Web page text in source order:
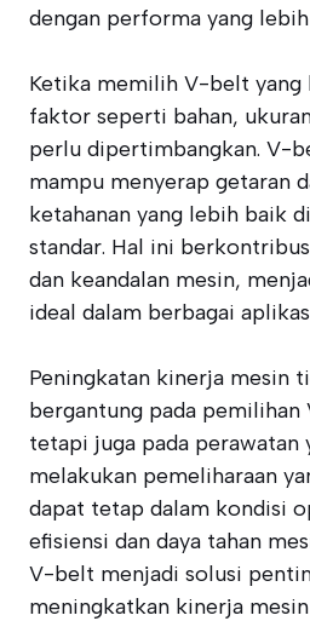
dengan performa yang
Ketika memilih V-belt
faktor seperti bahan,
perlu dipertimbangkan. V-
mampu menyerap getaran
ketahanan yang lebih baik
standar. Hal ini
dan keandalan mesin,
ideal dalam berbagai
Peningkatan kinerja mesin
bergantung pada
tetapi juga pada perawatan
melakukan pemeliharaan
dapat tetap dalam kondisi
efisiensi dan daya tahan
V-belt menjadi solusi
meningkatkan kinerja